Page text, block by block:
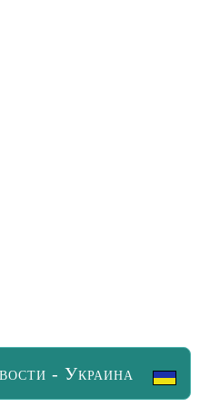
- Украина